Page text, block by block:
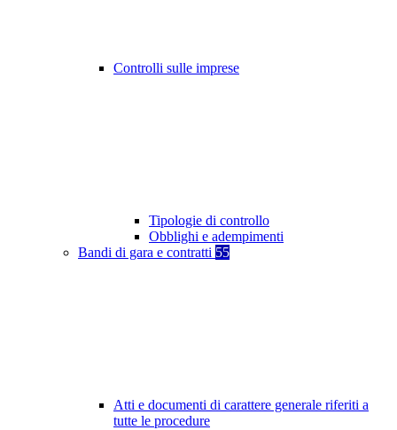
Controlli sulle imprese
Tipologie di controllo
Obblighi e adempimenti
Bandi di gara e contratti 55
Atti e documenti di carattere generale riferiti a
tutte le procedure